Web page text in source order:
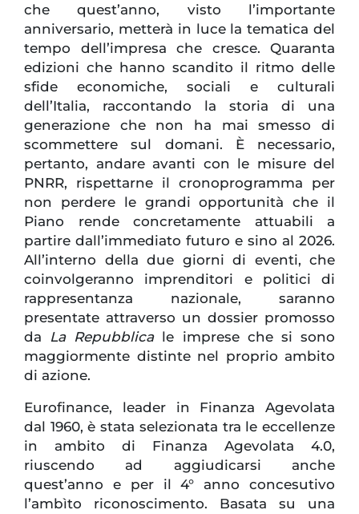
che quest’anno, visto l’importante
anniversario, metterà in luce la tematica del
tempo dell’impresa che cresce. Quaranta
edizioni che hanno scandito il ritmo delle
sfide economiche, sociali e culturali
dell’Italia, raccontando la storia di una
generazione che non ha mai smesso di
scommettere sul domani. È necessario,
pertanto, andare avanti con le misure del
PNRR, rispettarne il cronoprogramma per
non perdere le grandi opportunità che il
Piano rende concretamente attuabili a
partire dall’immediato futuro e sino al 2026.
All’interno della due giorni di eventi, che
coinvolgeranno imprenditori e politici di
rappresentanza nazionale, saranno
presentate attraverso un dossier promosso
da La Repubblicale imprese che si sono
maggiormente distinte nel proprio ambito
di azione.
Eurofinance, leader in Finanza Agevolata
dal 1960, è stata selezionata tra le eccellenze
in ambito di Finanza Agevolata 4.0,
riuscendo ad aggiudicarsi anche
quest’anno e per il 4° anno concesutivo
l’ambìto riconoscimento. Basata su una